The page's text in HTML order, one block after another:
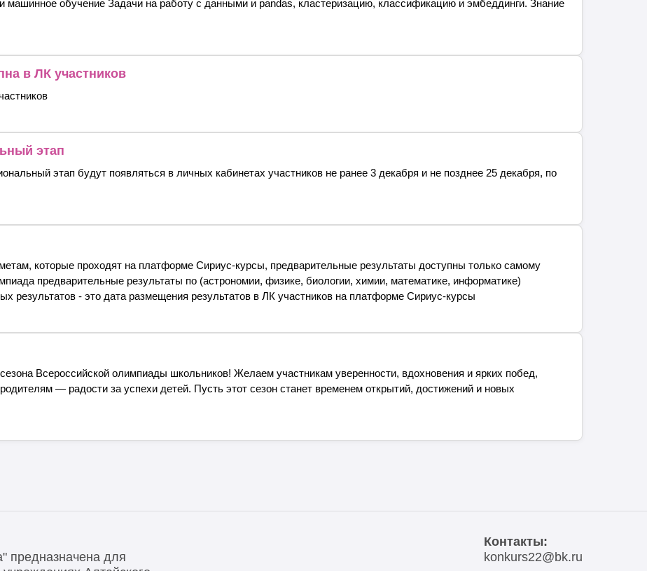
машинное обучение Задачи на работу с данными и pandas, кластеризацию, классификацию и эмбеддинги. Знание
в ЛК участников
этап
этап будут появляться в личных кабинетах участников не ранее 3 декабря и не позднее 25 декабря, по
которые проходят на платформе Сириус-курсы, предварительные результаты доступны только самому
предварительные результаты по (астрономии, физике, биологии, химии, математике, информатике)
результатов - это дата размещения результатов в ЛК участников на платформе Сириус-курсы
Всероссийской олимпиады школьников! Желаем участникам уверенности, вдохновения и ярких побед,
— радости за успехи детей. Пусть этот сезон станет временем открытий, достижений и новых
предназначена для
Контакты:
konkurs22@bk.ru